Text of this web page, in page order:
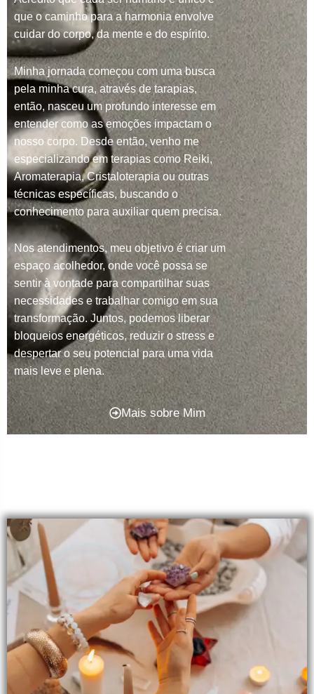
que o caminho para a harmonia envolve
cuidar do corpo, da mente e do espírito.
Minha jornada começou com uma busca
pela minha cura, através de tarapias,
então, nasceu um profundo interesse em
entender como as emoções impactam o
nosso corpo. Desde então, venho me
especializando em terapias como Reiki,
Aromaterapia, Cristaloterapia ou outras
técnicas específicas, buscando o
conhecimento para auxiliar quem precisa.
Nos atendimentos, meu objetivo é criar um
espaço acolhedor, onde você possa se
sentir à vontade para compartilhar suas
necessidades e trabalhar comigo em sua
transformação. Juntos, podemos liberar
bloqueios energéticos, reduzir o stress e
despertar o seu potencial para uma vida
mais leve e plena.
Mais sobre Mim